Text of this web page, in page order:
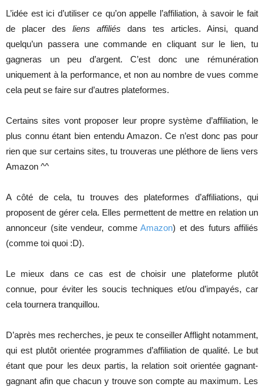
L’idée est ici d’utiliser ce qu’on appelle l’affiliation, à savoir le fait
de placer des liens affiliés dans tes articles. Ainsi, quand
quelqu’un passera une commande en cliquant sur le lien, tu
gagneras un peu d’argent. C’est donc une rémunération
uniquement à la performance, et non au nombre de vues comme
cela peut se faire sur d’autres plateformes.
Certains sites vont proposer leur propre système d’affiliation, le
plus connu étant bien entendu Amazon. Ce n’est donc pas pour
rien que sur certains sites, tu trouveras une pléthore de liens vers
Amazon ^^
A côté de cela, tu trouves des plateformes d’affiliations, qui
proposent de gérer cela. Elles permettent de mettre en relation un
annonceur (site vendeur, comme Amazon) et des futurs affiliés
(comme toi quoi :D).
Le mieux dans ce cas est de choisir une plateforme plutôt
connue, pour éviter les soucis techniques et/ou d’impayés, car
cela tournera tranquillou.
D’après mes recherches, je peux te conseiller Afflight notamment,
qui est plutôt orientée programmes d’affiliation de qualité. Le but
étant que pour les deux partis, la relation soit orientée gagnant-
gagnant afin que chacun y trouve son compte au maximum. Les